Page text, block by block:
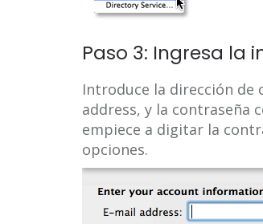
Paso 3: Ingresa la
Introduce la dirección de
address, y la contraseña
empiece a digitar la
opciones.